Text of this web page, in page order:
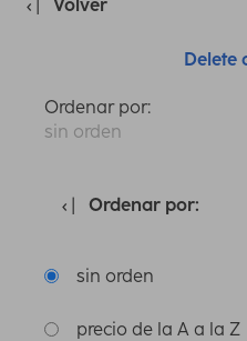
Volver
Delete
Ordenar por:
sin orden
Ordenar por:
sin orden
precio de la A a la Z